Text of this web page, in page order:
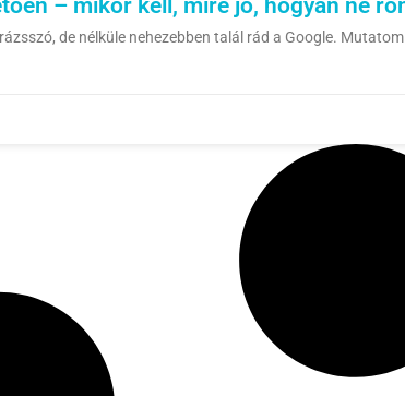
de nélküle nehezebben talál rád a Google.